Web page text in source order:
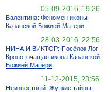
05-09-2016, 19:26
Валентина: Феномен иконы
Казанской Божией Матери.
28-03-2016, 22:56
НИНА И ВИКТОР: Посёлок Лог -
Кровоточащая икона Казанской
Божией Матери
11-12-2015, 23:56
Неизвестный: Жуткие тайны